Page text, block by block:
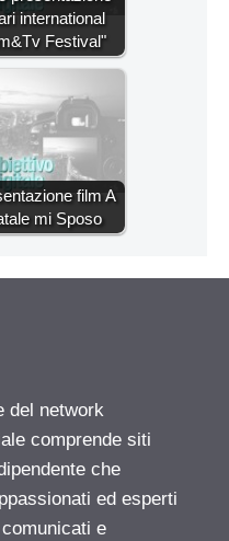
international
Festival"
film A
mi Sposo
del network
comprende siti
che
ed esperti
e